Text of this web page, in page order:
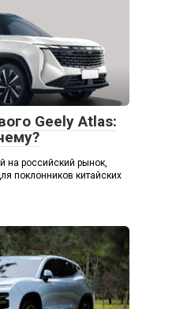
Geely Atlas:
на российский рынок,
поклонников китайских